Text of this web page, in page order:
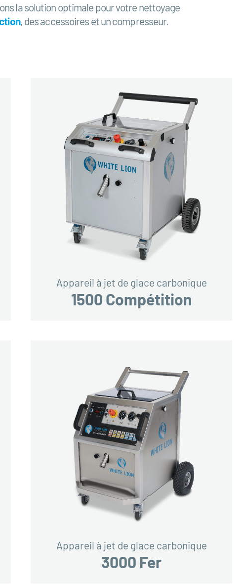
la solution optimale pour votre nettoyage
, des accessoires et un compresseur.
Appareil à jet de glace carbonique
1500 Compétition
Appareil à jet de glace carbonique
3000 Fer